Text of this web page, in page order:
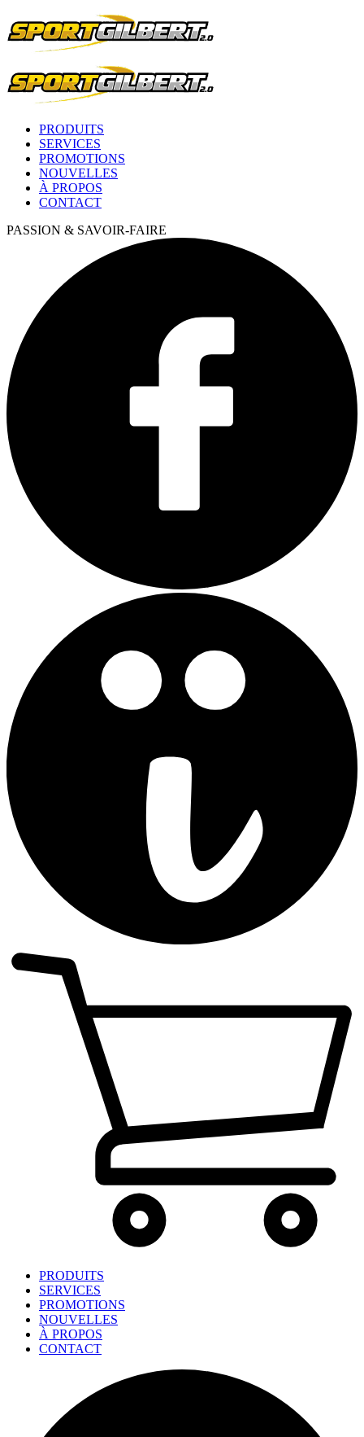
PRODUITS
SERVICES
PROMOTIONS
NOUVELLES
À PROPOS
CONTACT
PASSION & SAVOIR-FAIRE
PRODUITS
SERVICES
PROMOTIONS
NOUVELLES
À PROPOS
CONTACT